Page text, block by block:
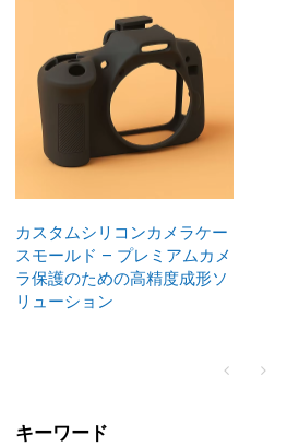
カスタムシリコンカメラケー
スモールド – プレミアムカメ
ラ保護のための高精度成形ソ
リューション
キーワード